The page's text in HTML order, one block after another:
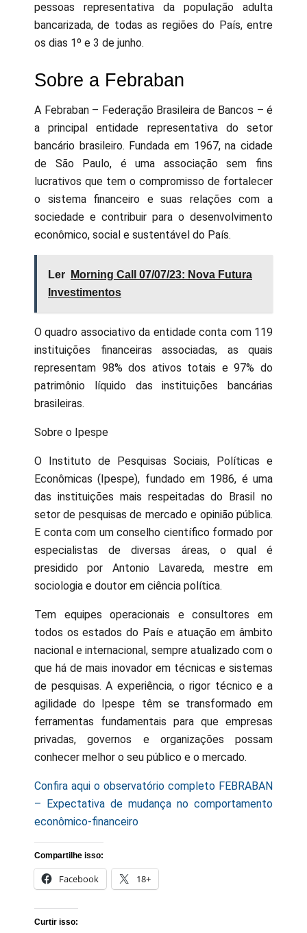
pessoas representativa da população adulta
bancarizada, de todas as regiões do País, entre
os dias 1º e 3 de junho.
Sobre a Febraban
A Febraban – Federação Brasileira de Bancos – é
a principal entidade representativa do setor
bancário brasileiro. Fundada em 1967, na cidade
de São Paulo, é uma associação sem fins
lucrativos que tem o compromisso de fortalecer
o sistema financeiro e suas relações com a
sociedade e contribuir para o desenvolvimento
econômico, social e sustentável do País.
Ler
Morning Call 07/07/23: Nova Futura
Investimentos
O quadro associativo da entidade conta com 119
instituições financeiras associadas, as quais
representam 98% dos ativos totais e 97% do
patrimônio líquido das instituições bancárias
brasileiras.
Sobre o Ipespe
O Instituto de Pesquisas Sociais, Políticas e
Econômicas (Ipespe), fundado em 1986, é uma
das instituições mais respeitadas do Brasil no
setor de pesquisas de mercado e opinião pública.
E conta com um conselho científico formado por
especialistas de diversas áreas, o qual é
presidido por Antonio Lavareda, mestre em
sociologia e doutor em ciência política.
Tem equipes operacionais e consultores em
todos os estados do País e atuação em âmbito
nacional e internacional, sempre atualizado com o
que há de mais inovador em técnicas e sistemas
de pesquisas. A experiência, o rigor técnico e a
agilidade do Ipespe têm se transformado em
ferramentas fundamentais para que empresas
privadas, governos e organizações possam
conhecer melhor o seu público e o mercado.
Confira aqui o observatório completo FEBRABAN
– Expectativa de mudança no comportamento
econômico-financeiro
Compartilhe isso:
Facebook 18+
Curtir isso: